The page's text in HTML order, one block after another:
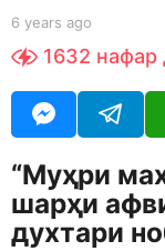
b
Y
O
R
6 years ago
e
g
1632 нафар
“Муҳри
шарҳи
духтари